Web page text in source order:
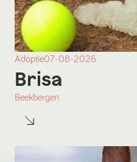
Adoptie07-08-2026
Brisa
Beekbergen